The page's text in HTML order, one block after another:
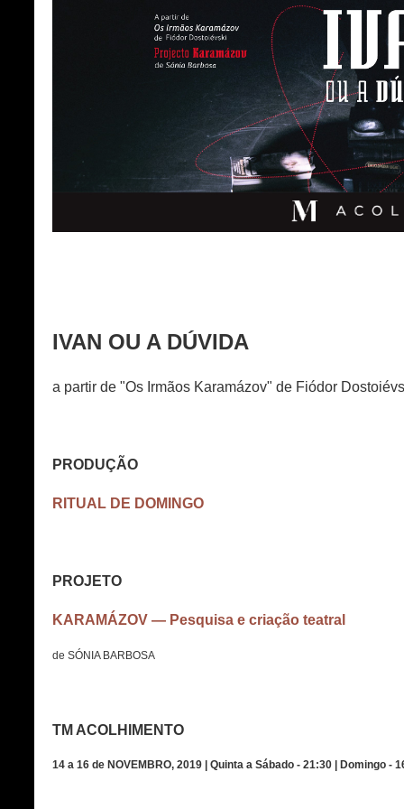
IVAN OU A DÚVIDA
a partir de "Os Irmãos Karamázov" de Fiódor
PRODUÇÃO
RITUAL DE DOMINGO
PROJETO
KARAMÁZOV — Pesquisa e criação teatral
de SÓNIA BARBOSA
TM ACOLHIMENTO
14 a 16 de NOVEMBRO, 2019 | Quinta a Sábado - 21:30 | Domingo -